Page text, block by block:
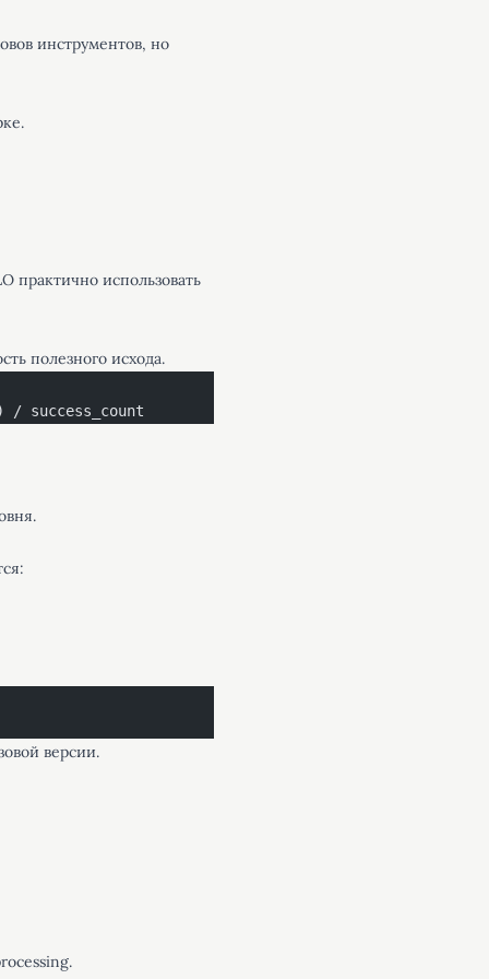
инструментов, но
практично использовать
полезного исхода.
/ success_count
версии.